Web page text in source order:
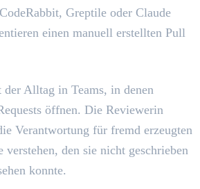
Greptile oder Claude
einen manuell erstellten Pull
der Alltag in Teams, in denen
öffnen. Die Reviewerin
Verantwortung für fremd erzeugten
verstehen, den sie nicht geschrieben
konnte.